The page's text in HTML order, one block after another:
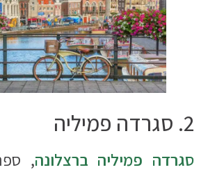
2. סגרדה פמיליה
סגרדה פמיליה ברצלונה,